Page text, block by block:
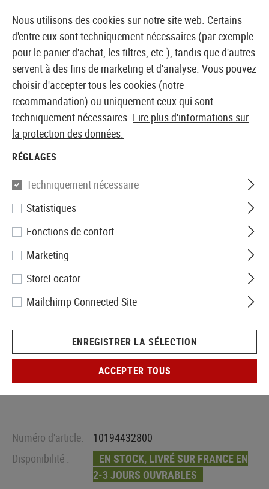
BOUTIQUE ET GROSSISTE EUROPÉEN AIRSOFT
Accueil Accessoires d'Airsoft Pièces et accéssoires
Big Dragon
Quick Detatch TD Grip
Numéro d'article:
10194432800
Disponibilité :
EN STOCK, LIVRÉ SUR FRANCE EN
2-3 JOURS OUVRABLES
Nous utilisons des cookies sur notre site web. Certains
d'entre eux sont techniquement nécessaires (par exemple
pour le panier d'achat, les filtres, etc.), tandis que d'autres
servent à des fins de marketing et d'analyse. Vous pouvez
choisir d'accepter tous les cookies (notre
recommandation) ou uniquement ceux qui sont
techniquement nécessaires. Lire plus d'informations sur
la protection des données.
RÉGLAGES
Techniquement nécessaire
Statistiques
Fonctions de confort
Marketing
StoreLocator
Mailchimp Connected Site
ENREGISTRER LA SÉLECTION
ACCEPTER TOUS